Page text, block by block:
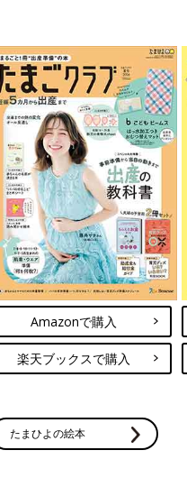
Amazonで購入
楽天ブックスで購入
たまひよの絵本